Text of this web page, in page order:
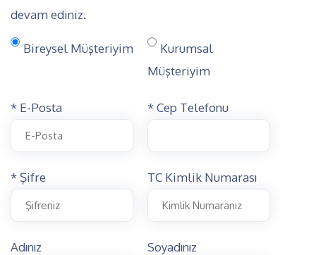
devam ediniz.
Bireysel Müşteriyim
Kurumsal
Müşteriyim
* E-Posta * Cep Telefonu
* Şifre TC Kimlik Numarası
Adınız Soyadınız